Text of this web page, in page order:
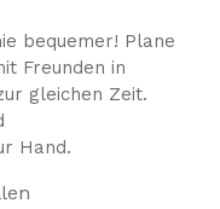
bequemer! Plane
Freunden in
gleichen Zeit.
Hand.